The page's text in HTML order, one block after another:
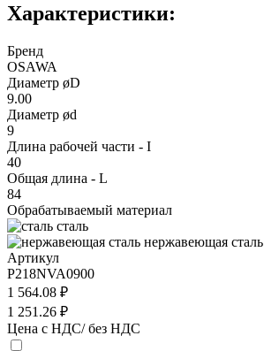
Характеристики:
Бренд
OSAWA
Диаметр øD
9.00
Диаметр ød
9
Длина рабочей части - I
40
Общая длина - L
84
Обрабатываемый материал
сталь
нержавеющая сталь
Артикул
P218NVA0900
1 564.08 ₽
1 251.26 ₽
Цена с НДС/ без НДС